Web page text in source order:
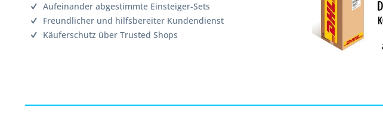
Aufeinander abgestimmte Einsteiger-Sets
Freundlicher und hilfsbereiter Kundendienst
Käuferschutz über Trusted Shops